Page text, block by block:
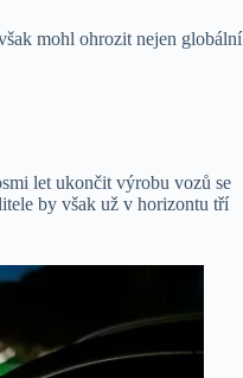
mohl ohrozit nejen globální
let ukončit výrobu vozů se
by však už v horizontu tří